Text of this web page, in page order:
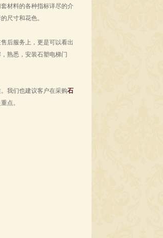
材料的各种指标详尽的介
尺寸和花色。
后服务上，更是可以看出
熟悉，安装石塑电梯门
我们也建议客户在采购石
点。